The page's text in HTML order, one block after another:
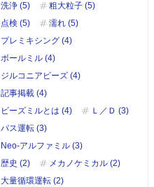
洗浄 (5)
粗大粒子 (5)
点検 (5)
濡れ (5)
プレミキシング (4)
ボールミル (4)
ジルコニアビーズ (4)
記事掲載 (4)
ビーズミルとは (4)
Ｌ／Ｄ (3)
パス運転 (3)
Neo-アルファミル (3)
歴史 (2)
メカノケミカル (2)
大量循環運転 (2)